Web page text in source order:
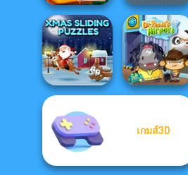
Rabbids Volcano
Panic
Grand Cyber City
Xmas Sliding
Puzzles
เกมส์3D